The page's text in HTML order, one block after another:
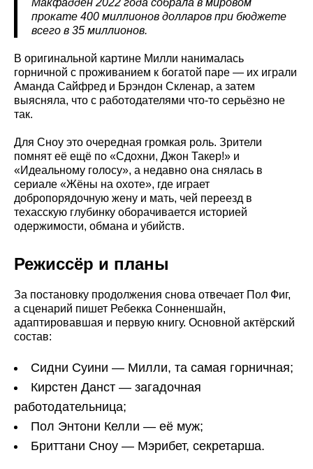
Макфадден 2022 года собрала в мировом
прокате 400 миллионов долларов при бюджете
всего в 35 миллионов.
В оригинальной картине Милли нанималась
горничной с проживанием к богатой паре — их играли
Аманда Сайфред и Брэндон Скленар, а затем
выясняла, что с работодателями что-то серьёзно не
так.
Для Сноу это очередная громкая роль. Зрители
помнят её ещё по «Сдохни, Джон Такер!» и
«Идеальному голосу», а недавно она снялась в
сериале «Жёны на охоте», где играет
добропорядочную жену и мать, чей переезд в
техасскую глубинку оборачивается историей
одержимости, обмана и убийств.
Режиссёр и планы
За постановку продолжения снова отвечает Пол Фиг,
а сценарий пишет Ребекка Сонненшайн,
адаптировавшая и первую книгу. Основной актёрский
состав:
Сидни Суини — Милли, та самая горничная;
Кирстен Данст — загадочная
работодательница;
Пол Энтони Келли — её муж;
Бриттани Сноу — Мэрибет, секретарша.